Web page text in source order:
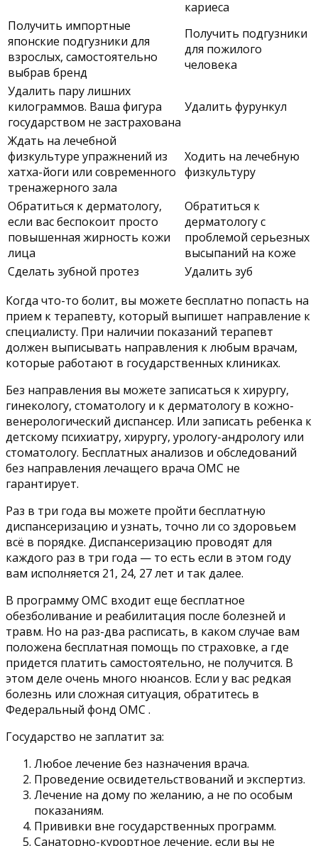
кариеса
Получить импортные
японские подгузники для
взрослых, самостоятельно
выбрав бренд
Получить подгузники
для пожилого
человека
Удалить пару лишних
килограммов. Ваша фигура
государством не застрахована
Удалить фурункул
Ждать на лечебной
физкультуре упражнений из
хатха-йоги или современного
тренажерного зала
Ходить на лечебную
физкультуру
Обратиться к дерматологу,
если вас беспокоит просто
повышенная жирность кожи
лица
Обратиться к
дерматологу с
проблемой серьезных
высыпаний на коже
Сделать зубной протез
Удалить зуб
Когда что-то болит, вы можете бесплатно попасть на
прием к терапевту, который выпишет направление к
специалисту. При наличии показаний терапевт
должен выписывать направления к любым врачам,
которые работают в государственных клиниках.
Без направления вы можете записаться к хирургу,
гинекологу, стоматологу и к дерматологу в кожно-
венерологический диспансер. Или записать ребенка к
детскому психиатру, хирургу, урологу-андрологу или
стоматологу. Бесплатных анализов и обследований
без направления лечащего врача ОМС не
гарантирует.
Раз в три года вы можете пройти бесплатную
диспансеризацию и узнать, точно ли со здоровьем
всё в порядке. Диспансеризацию проводят для
каждого раз в три года — то есть если в этом году
вам исполняется 21, 24, 27 лет и так далее.
В программу ОМС входит еще бесплатное
обезболивание и реабилитация после болезней и
травм. Но на раз-два расписать, в каком случае вам
положена бесплатная помощь по страховке, а где
придется платить самостоятельно, не получится. В
этом деле очень много нюансов. Если у вас редкая
болезнь или сложная ситуация, обратитесь в
Федеральный фонд ОМС .
Государство не заплатит за:
Любое лечение без назначения врача.
Проведение освидетельствований и экспертиз.
Лечение на дому по желанию, а не по особым
показаниям.
Прививки вне государственных программ.
Санаторно-курортное лечение, если вы не